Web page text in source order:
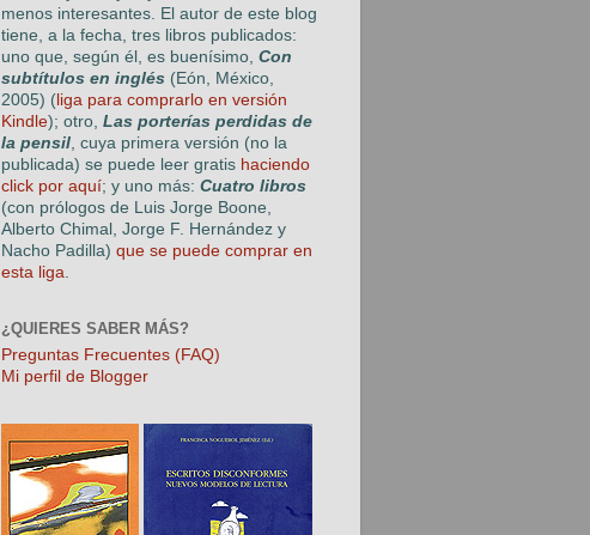
menos interesantes. El autor de este blog
tiene, a la fecha, tres libros publicados:
uno que, según él, es buenísimo, Con
subtítulos en inglés (Eón, México,
2005) ( liga para comprarlo en versión
Kindle); otro, Las porterías perdidas de
la pensil , cuya primera versión (no la
publicada) se puede leer gratis haciendo
click por aquí; y uno más: Cuatro libros
(con prólogos de Luis Jorge Boone,
Alberto Chimal, Jorge F. Hernández y
Nacho Padilla) que se puede comprar en
esta liga
¿QUIERES SABER MÁS?
Preguntas Frecuentes (FAQ)
Mi perfil de Blogger